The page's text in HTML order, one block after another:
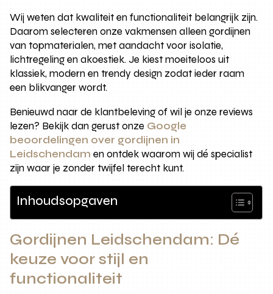
Wij weten dat kwaliteit en functionaliteit belangrijk zijn.
Daarom selecteren onze vakmensen alleen gordijnen
van topmaterialen, met aandacht voor isolatie,
lichtregeling en akoestiek. Je kiest moeiteloos uit
klassiek, modern en trendy design zodat ieder raam
een blikvanger wordt.
Benieuwd naar de klantbeleving of wil je onze reviews
lezen? Bekijk dan gerust onze Google
beoordelingen over gordijnen in
Leidschendam en ontdek waarom wij dé specialist
zijn waar je zonder twijfel terecht kunt.
Inhoudsopgaven
Gordijnen Leidschendam: Dé
keuze voor stijl en
functionaliteit